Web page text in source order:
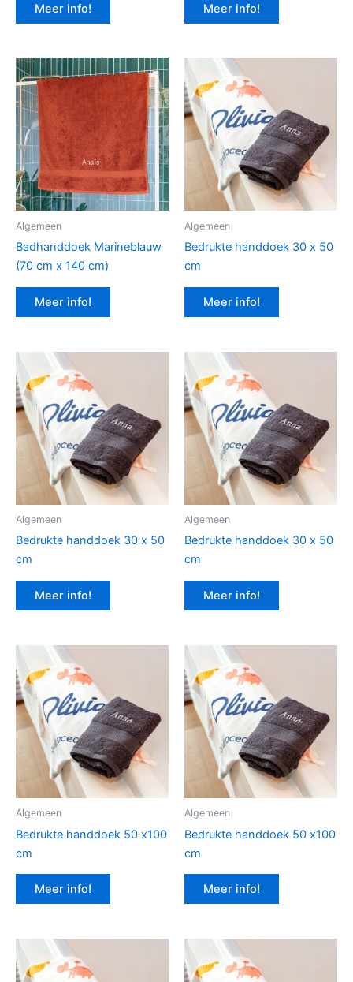
Meer info! Meer info!
Algemeen
Badhanddoek Marineblauw
(70 cm x 140 cm)
Meer info!
Algemeen
Bedrukte handdoek 30 x 50
cm
Meer info!
Algemeen
Bedrukte handdoek 30 x 50
cm
Meer info!
Algemeen
Bedrukte handdoek 30 x 50
cm
Meer info!
Algemeen
Bedrukte handdoek 50 x100
cm
Meer info!
Algemeen
Bedrukte handdoek 50 x100
cm
Meer info!